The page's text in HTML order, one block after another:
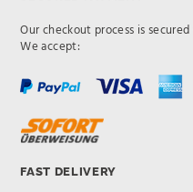
Our checkout process is
We accept:
FAST DELIVERY